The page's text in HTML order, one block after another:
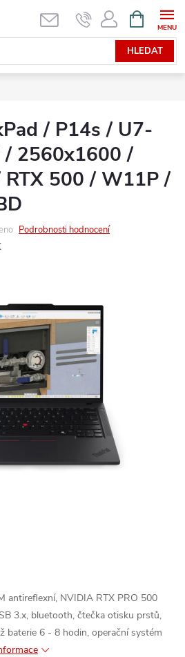
HLEDAT
NÁKUPNÍ
KOŠÍK
/ P14s / U7-
2560x1600 /
500 / W11P /
Podrobnosti hodnocení
antireflexní, NVIDIA RTX PRO 500
3.x, bluetooth, čtečka otisku prstů,
baterie 6 - 8 hodin, operační systém